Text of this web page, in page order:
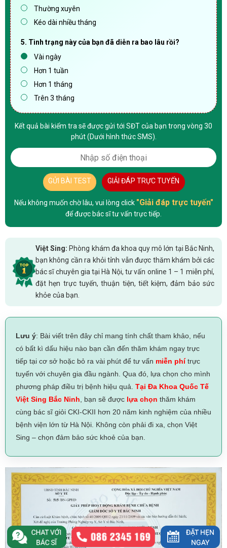
Thường xuyên
Kéo dài nhiều tháng
5. Tình trạng này của bạn đã diễn ra bao lâu rồi?
Vài ngày
Hơn 1 tuần
Hơn 1 tháng
Trên 3 tháng
Kết quả bài kiểm tra sẽ được gửi tới SĐT của bạn trong vòng 30
phút (Dưới hình thức SMS).
GỬI BÀI TEST GIẢI ĐÁP TRỰC TUYẾN
Nếu không muốn chờ lâu, vui lòng click "Giải đáp trực tuyến"
để được bác sĩ tư vấn trực tiếp.
Việt Sing: Phòng khám đa khoa quy mô lớn tại Bắc Ninh,
bạn không cần ra khỏi tỉnh vẫn được thăm khám bởi các
bác sĩ chuyên gia tại Hà Nội, tư vấn online 1 – 1 miễn phí,
đặt hẹn trực tuyến, thuận tiện, tiết kiệm, đảm bảo sức
khỏe của bạn.
Lưu ý: Bài viết trên đây chỉ mang tính chất tham khảo, nếu
có bất kì dấu hiệu nào bạn cần đến thăm khám ngay trực
tiếp tại cơ sở hoặc bỏ ra vài phút để tư vấn miễn phítrực
tuyến với chuyên gia đầu ngành. Qua đó, lựa chọn cho mình
phương pháp điều trị bệnh hiệu quả. Tại Đa Khoa Quốc Tế
Việt Sing Bắc Ninh , bạn sẽ được lựa chọn thăm khám
cùng bác sĩ giỏi CKI-CKII hơn 20 năm kinh nghiệm của nhiều
bệnh viện lớn từ Hà Nội. Không còn phải đi xa, chọn Việt
Sing – chọn đảm bảo sức khoẻ của bạn.